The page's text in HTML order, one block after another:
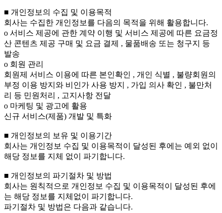
■ 개인정보의 수집 및 이용목적
회사는 수집한 개인정보를 다음의 목적을 위해 활용합니다.
ο 서비스 제공에 관한 계약 이행 및 서비스 제공에 따른 요금정
산 콘텐츠 제공 구매 및 요금 결제 , 물품배송 또는 청구지 등
발송
ο 회원 관리
회원제 서비스 이용에 따른 본인확인 , 개인 식별 , 불량회원의
부정 이용 방지와 비인가 사용 방지 , 가입 의사 확인 , 불만처
리 등 민원처리 , 고지사항 전달
ο 마케팅 및 광고에 활용
신규 서비스(제품) 개발 및 특화
■ 개인정보의 보유 및 이용기간
회사는 개인정보 수집 및 이용목적이 달성된 후에는 예외 없이
해당 정보를 지체 없이 파기합니다.
■ 개인정보의 파기절차 및 방법
회사는 원칙적으로 개인정보 수집 및 이용목적이 달성된 후에
는 해당 정보를 지체없이 파기합니다.
파기절차 및 방법은 다음과 같습니다.